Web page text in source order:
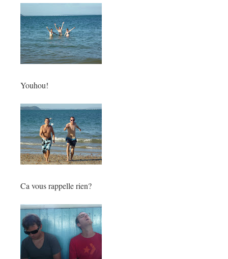
Youhou!
Ca vous rappelle rien?